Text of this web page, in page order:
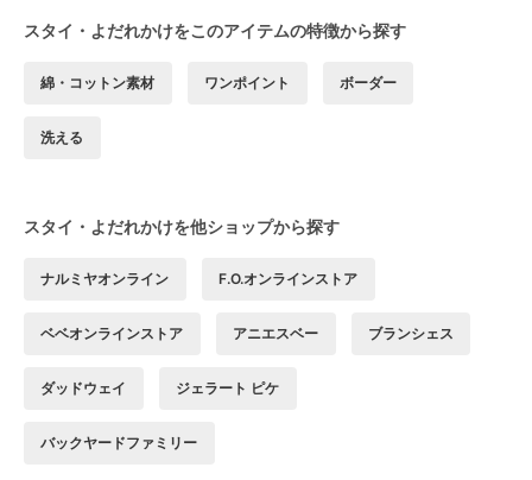
スタイ・よだれかけをこのアイテムの特徴から探す
綿・コットン素材 ワンポイント ボーダー
洗える
スタイ・よだれかけを他ショップから探す
ナルミヤオンライン F.O.オンラインストア
ベベオンラインストア アニエスベー ブランシェス
ダッドウェイ ジェラート ピケ
バックヤードファミリー